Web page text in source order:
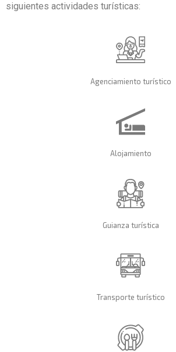
siguientes actividades turísticas:
Agenciamiento turístico
Alojamiento
Guianza turística
Transporte turístico